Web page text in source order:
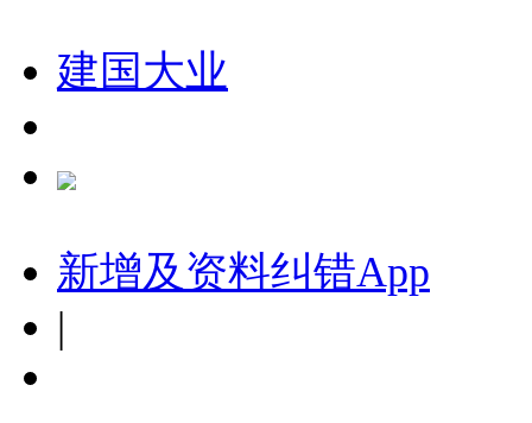
建国大业
新增及资料纠错App
|